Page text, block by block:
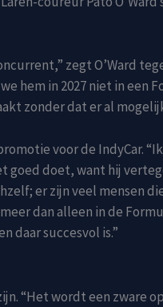
zegt O’Ward
hem in 2027 niet in een
zonder dat er al
voor de IndyCar.
goed doet, want hij
er zijn veel mensen
dan alleen in de
daar succesvol is.”
“Het wordt een zware